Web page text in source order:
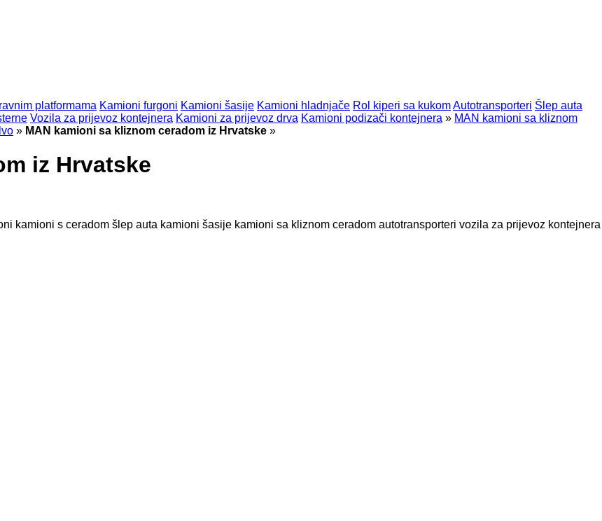
platformama Kamioni furgoni Kamioni šasije Kamioni hladnjače Rol kiperi sa kukomAutotransporteri Šlep auta
Vozila za prijevoz kontejnera Kamioni za prijevoz drva Kamioni podizači kontejnera » MAN kamioni sa kliznom
» MAN kamioni sa kliznom ceradom iz Hrvatske »
iz Hrvatske
kamioni s ceradom šlep auta kamioni šasije kamioni sa kliznom ceradom autotransporteri vozila za prijevoz kontejnera